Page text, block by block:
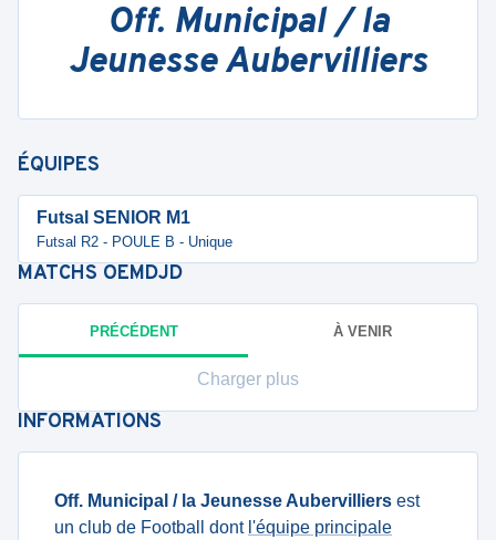
Off. Municipal / la
Jeunesse Aubervilliers
ÉQUIPES
Futsal SENIOR M1
Futsal R2 - POULE B - Unique
MATCHS OEMDJD
PRÉCÉDENT À VENIR
Charger plus
INFORMATIONS
Off. Municipal / la Jeunesse Aubervilliers est
un club de Football dont l'équipe principale